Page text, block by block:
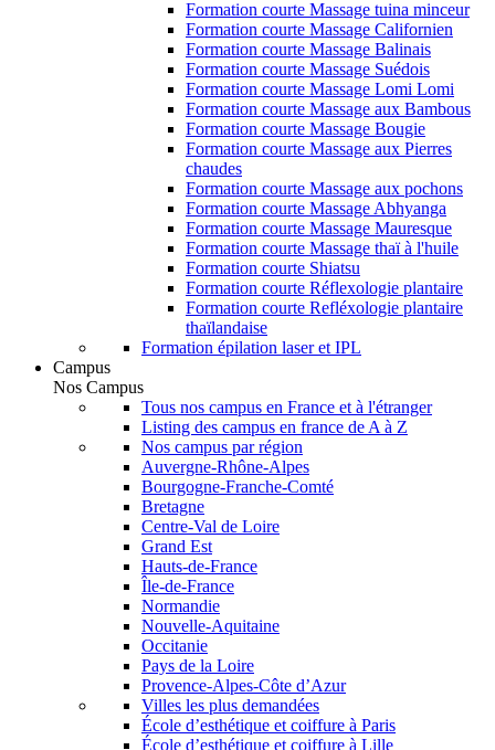
Formation courte Massage tuina minceur
Formation courte Massage Californien
Formation courte Massage Balinais
Formation courte Massage Suédois
Formation courte Massage Lomi Lomi
Formation courte Massage aux Bambous
Formation courte Massage Bougie
Formation courte Massage aux Pierres
chaudes
Formation courte Massage aux pochons
Formation courte Massage Abhyanga
Formation courte Massage Mauresque
Formation courte Massage thaï à l'huile
Formation courte Shiatsu
Formation courte Réflexologie plantaire
Formation courte Refléxologie plantaire
thaïlandaise
Formation épilation laser et IPL
Campus
Nos Campus
Tous nos campus en France et à l'étranger
Listing des campus en france de A à Z
Nos campus par région
Auvergne-Rhône-Alpes
Bourgogne-Franche-Comté
Bretagne
Centre-Val de Loire
Grand Est
Hauts-de-France
Île-de-France
Normandie
Nouvelle-Aquitaine
Occitanie
Pays de la Loire
Provence-Alpes-Côte d’Azur
Villes les plus demandées
École d’esthétique et coiffure à Paris
École d’esthétique et coiffure à Lille